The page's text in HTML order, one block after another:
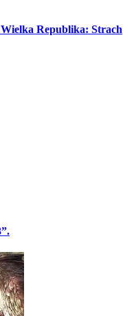
Republika: Strach